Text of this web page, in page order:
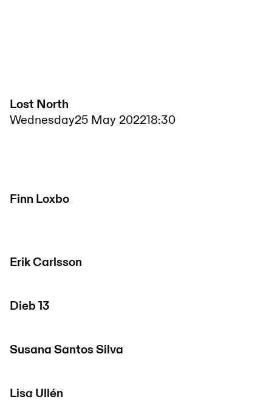
Lost North
Wednesday25 May 202218:30
Finn Loxbo
Erik Carlsson
Dieb 13
Susana Santos Silva
Lisa Ullén